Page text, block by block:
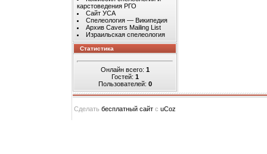
карстоведения РГО
Сайт УСА
Спелеология — Википедия
Архив Cavers Mailing List
Израильская спелеология
Статистика
Онлайн всего: 1
Гостей: 1
Пользователей: 0
Сделать бесплатный сайт с uCoz